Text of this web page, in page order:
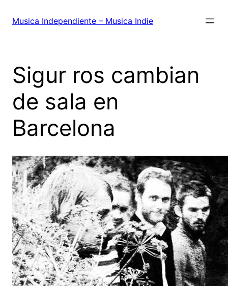
Musica Independiente – Musica Indie
Sigur ros cambian
de sala en
Barcelona